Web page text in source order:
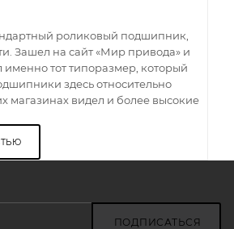
роликовый подшипник,
Зашел на сайт «Мир привода» и
именно тот типоразмер, который
здесь относительно
магазинах видел и более высокие
ПОДПИСАТЬСЯ